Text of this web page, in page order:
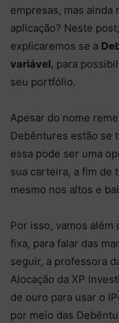
empresas, mas ainda
aplicação? Neste
explicaremos se a
variável, para
seu portfólio.
Apesar do nome
Debêntures estão se
essa pode ser uma
sua carteira, a fim de
mesmo nos altos e
Por isso, vamos
fixa, para falar das
seguir, a professora
Alocação da XP
de ouro para usar o
por meio das